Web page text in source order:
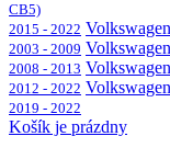
CB5)
2015 - 2022
2003 - 2009
2008 - 2013
2012 - 2022
2019 - 2022
Košík je prázdny